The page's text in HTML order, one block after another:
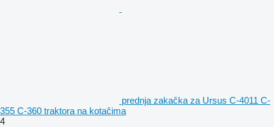
prednja zakačka za Ursus C-4011 C-
355 C-360 traktora na kotačima
4